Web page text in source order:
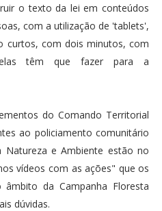
o texto da lei em conteúdos
com a utilização de 'tablets',
curtos, com dois minutos, com
têm que fazer para a
do Comando Territorial
ao policiamento comunitário
e Ambiente estão no
vídeos com as ações" que os
da Campanha Floresta
dúvidas.